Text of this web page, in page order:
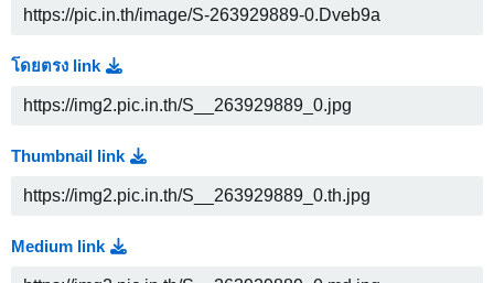
โดยตรง link
Thumbnail link
Medium link